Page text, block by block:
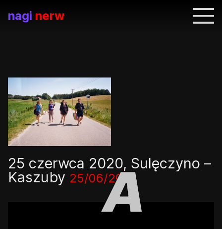
nagi nerw
25 czerwca 2020, Sulęczyno –
Kaszuby 25/06/20